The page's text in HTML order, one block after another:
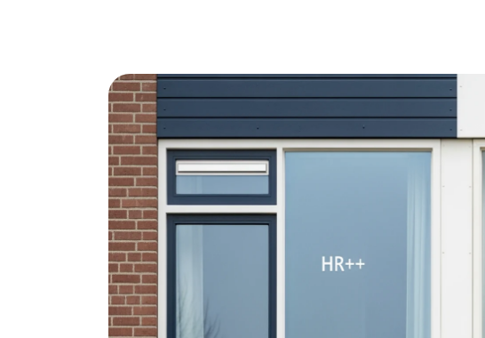
Woon je in Nieuwegein en wil je flink besparen op je
investering die zichzelf binnen 8 jaar terugverdient.
€400-600 per jaar op je stookkosten - dat is meer dan
Waarom kiezen voor
Nieuwegein?